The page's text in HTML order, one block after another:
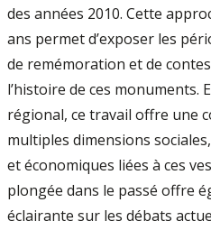
des années 2010. Cette
ans permet d’exposer les
de remémoration et de
l’histoire de ces monuments.
régional, ce travail offre une
multiples dimensions
et économiques liées à ces
plongée dans le passé offre
éclairante sur les débats